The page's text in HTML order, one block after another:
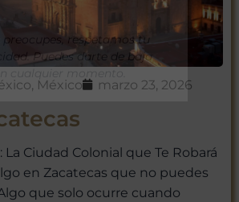
México marzo 23, 2026
La Ciudad Colonial que Te Robará
en Zacatecas que no puedes
que solo ocurre cuando
preocupes, respetamos tu
Puedes darte de baja
cualquier momento.